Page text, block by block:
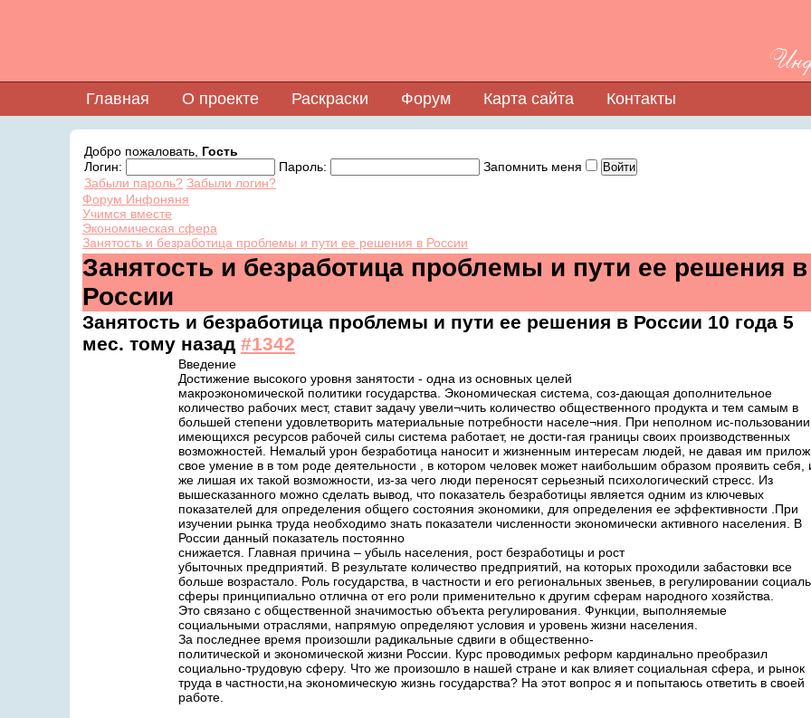
Главная О проекте Раскраски Форум Карта сайта Контакты
Добро пожаловать, Гость
Логин:
Пароль:
Запомнить меня
Забыли пароль? Забыли логин?
Форум Инфоняня
Учимся вместе
Экономическая сфера
Занятость и безработица проблемы и пути ее решения в России
Занятость и безработица проблемы и пути ее решения в
России
Занятость и безработица проблемы и пути ее решения в России 10 года 5
мес. тому назад #1342
Введение
Достижение высокого уровня занятости - одна из основных целей
макроэкономической политики государства. Экономическая система, соз-дающая дополнительное
количество рабочих мест, ставит задачу увели¬чить количество общественного продукта и тем самым в
большей степени удовлетворить материальные потребности населе¬ния. При неполном ис-пользовании
имеющихся ресурсов рабочей силы система работает, не дости-гая границы своих производственных
возможностей. Немалый урон безработица наносит и жизненным интересам людей, не давая им
свое умение в в том роде деятельности , в котором человек может наибольшим образом проявить себя,
же лишая их такой возможности, из-за чего люди переносят серьезный психологический стресс. Из
вышесказанного можно сделать вывод, что показатель безработицы является одним из ключевых
показателей для определения общего состояния экономики, для определения ее эффективности .При
изучении рынка труда необходимо знать показатели численности экономически активного населения. В
России данный показатель постоянно
снижается. Главная причина – убыль населения, рост безработицы и рост
убыточных предприятий. В результате количество предприятий, на которых проходили забастовки все
больше возрастало. Роль государства, в частности и его региональных звеньев, в регулировании
сферы принципиально отлична от его роли применительно к другим сферам народного хозяйства.
Это связано с общественной значимостью объекта регулирования. Функции, выполняемые
социальными отраслями, напрямую определяют условия и уровень жизни населения.
За последнее время произошли радикальные сдвиги в общественно-
политической и экономической жизни России. Курс проводимых реформ кардинально преобразил
социально-трудовую сферу. Что же произошло в нашей стране и как влияет социальная сфера, и рынок
труда в частности,на экономическую жизнь государства? На этот вопрос я и попытаюсь ответить в своей
работе.